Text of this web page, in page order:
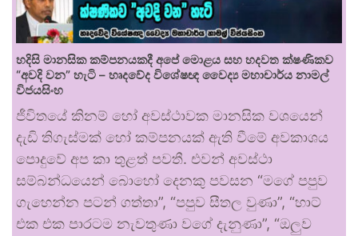
හදිසි මානසික කම්පනයකදී අපේ මොළය සහ හදවත ක්ෂණිකව
“අවදි වන” හැටි – හෘදවේද විශේෂඥ වෛද්‍ය මහාචාර්ය නාමල්
විජයසිංහ
ජීවිතයේ කිනම් හෝ අවස්ථාවක මානසික වශයෙන්
දැඩි තිගැස්මක් හෝ කම්පනයක් ඇති වීමේ අවකාශය
පොදුවේ අප කා තුළත් පවතී. එවන් අවස්ථා
සම්බන්ධයෙන් බොහෝ දෙනකු පවසන “මගේ පපුව
ගැහෙන්න පටන් ගත්තා”, “පපුව සීතල වුණා”, “හාට්
එක එක පාරටම නැවතුණා වගේ දැනුණා”, “ඔලුව